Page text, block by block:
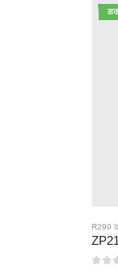
R290